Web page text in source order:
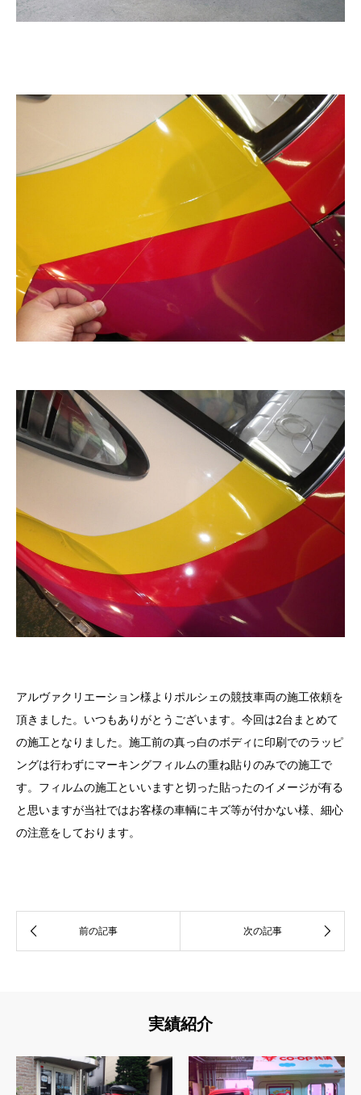
アルヴァクリエーション様よりポルシェの競技車両の施工依頼を
頂きました。いつもありがとうございます。今回は2台まとめて
の施工となりました。施工前の真っ白のボディに印刷でのラッピ
ングは行わずにマーキングフィルムの重ね貼りのみでの施工で
す。フィルムの施工といいますと切った貼ったのイメージが有る
と思いますが当社ではお客様の車輌にキズ等が付かない様、細心
の注意をしております。
実績紹介